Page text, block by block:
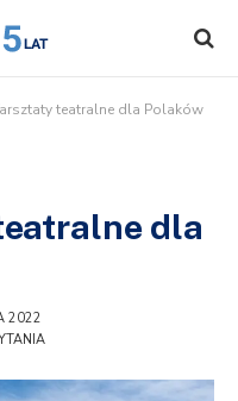
teatralne dla Polaków
dla
2022